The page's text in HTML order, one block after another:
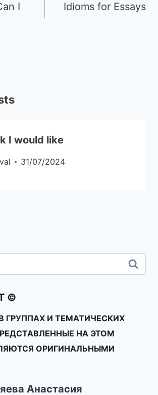
I
Idioms for Essays
I would like
31/07/2024
©
ГРУППАХ И ТЕМАТИЧЕСКИХ
НА ЭТОМ
ОРИГИНАЛЬНЫМИ
Анастасия